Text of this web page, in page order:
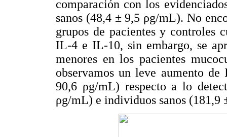
comparación con los
sanos (48,4 ± 9,5 ρg/mL). No
grupos de pacientes y controles
IL-4 e IL-10, sin embargo, se
menores en los pacientes
observamos un leve aumento
90,6 ρg/mL) respecto a lo
ρg/mL) e individuos sanos (181,9